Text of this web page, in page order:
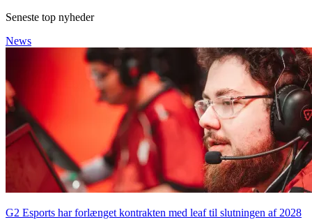
Seneste top nyheder
News
G2 Esports har forlænget kontrakten med leaf til slutningen af 2028